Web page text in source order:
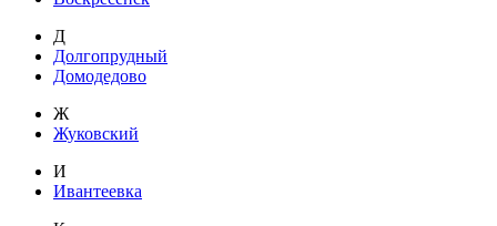
Д
Долгопрудный
Домодедово
Ж
Жуковский
И
Ивантеевка